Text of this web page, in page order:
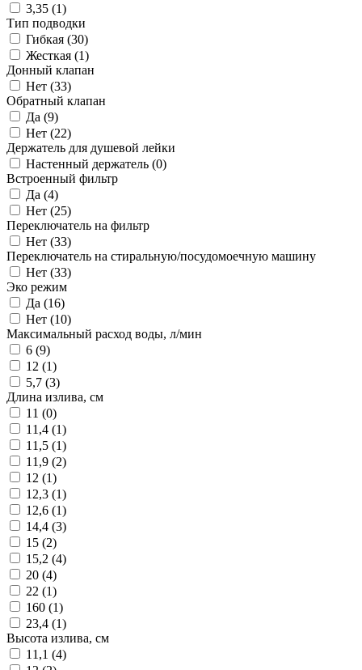
3,35 (1)
Тип подводки
Гибкая (30)
Жесткая (1)
Донный клапан
Нет (33)
Обратный клапан
Да (9)
Нет (22)
Держатель для душевой лейки
Настенный держатель (0)
Встроенный фильтр
Да (4)
Нет (25)
Переключатель на фильтр
Нет (33)
Переключатель на стиральную/посудомоечную машину
Нет (33)
Эко режим
Да (16)
Нет (10)
Максимальный расход воды, л/мин
6 (9)
12 (1)
5,7 (3)
Длина излива, см
11 (0)
11,4 (1)
11,5 (1)
11,9 (2)
12 (1)
12,3 (1)
12,6 (1)
14,4 (3)
15 (2)
15,2 (4)
20 (4)
22 (1)
160 (1)
23,4 (1)
Высота излива, см
11,1 (4)